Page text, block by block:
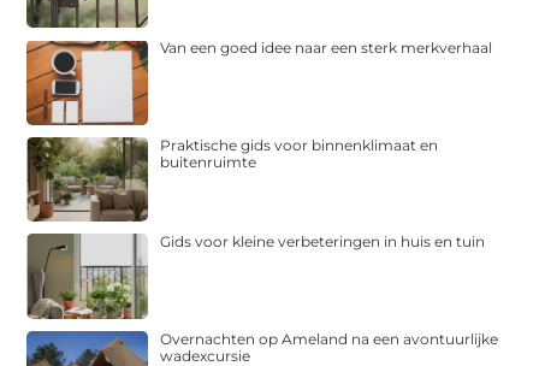
Van een goed idee naar een sterk merkverhaal
Praktische gids voor binnenklimaat en
buitenruimte
Gids voor kleine verbeteringen in huis en tuin
Overnachten op Ameland na een avontuurlijke
wadexcursie